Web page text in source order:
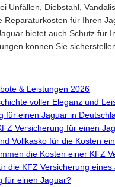
Unfällen, Diebstahl,
Reparaturkosten für Ihren
bietet auch Schutz für
können Sie
& Leistungen 2026
voller Eleganz und
für einen Jaguar in
Versicherung für einen
Vollkasko für die Kosten
die Kosten einer KFZ
die KFZ Versicherung eines
für einen Jaguar?